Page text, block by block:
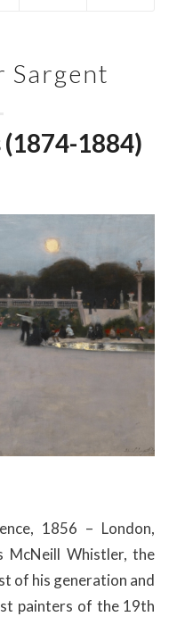
Sargent
(1874-1884)
1856 – London,
McNeill Whistler, the
of his generation and
painters of the 19th